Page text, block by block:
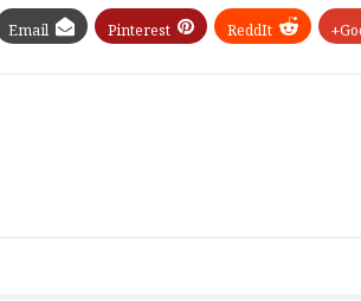
ReddIt
Pinterest
Email